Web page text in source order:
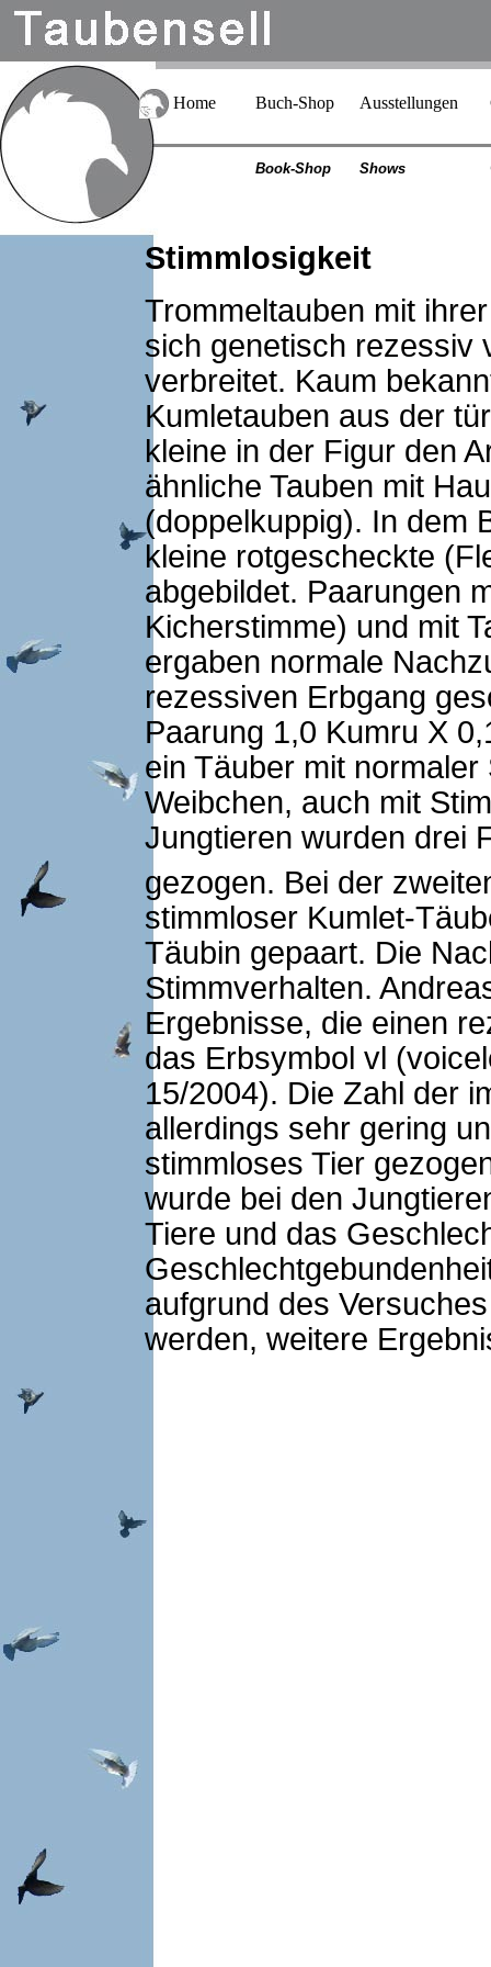
Home Buch-Shop Ausstellungen
Book-Shop Shows
Stimmlosigkeit
Trommeltauben mit
sich genetisch rezessiv
verbreitet. Kaum
Kumletauben aus der
kleine in der Figur den
ähnliche Tauben mit
(doppelkuppig). In dem
kleine rotgescheckte
abgebildet. Paarungen
Kicherstimme) und mit
ergaben normale
rezessiven Erbgang
Paarung 1,0 Kumru X
ein Täuber mit
Weibchen, auch mit
Jungtieren wurden drei
gezogen. Bei der
stimmloser Kumlet-
Täubin gepaart. Die
Stimmverhalten.
Ergebnisse, die einen
das Erbsymbol vl
15/2004). Die Zahl der
allerdings sehr gering
stimmloses Tier
wurde bei den
Tiere und das
aufgrund des
werden, weitere